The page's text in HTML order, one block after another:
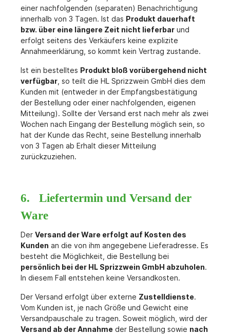
einer nachfolgenden (separaten) Benachrichtigung
innerhalb von 3 Tagen. Ist das Produkt dauerhaft
bzw. über eine längere Zeit nicht lieferbar und
erfolgt seitens des Verkäufers keine explizite
Annahmeerklärung, so kommt kein Vertrag zustande.
Ist ein bestelltes Produkt bloß vorübergehend nicht
verfügbar , so teilt die HL Sprizzwein GmbH dies dem
Kunden mit (entweder in der Empfangsbestätigung
der Bestellung oder einer nachfolgenden, eigenen
Mitteilung). Sollte der Versand erst nach mehr als zwei
Wochen nach Eingang der Bestellung möglich sein, so
hat der Kunde das Recht, seine Bestellung innerhalb
von 3 Tagen ab Erhalt dieser Mitteilung
zurückzuziehen.
6. Liefertermin und Versand der
Ware
Der Versand der Ware erfolgt auf Kosten des
Kunden an die von ihm angegebene Lieferadresse. Es
besteht die Möglichkeit, die Bestellung bei
persönlich bei der HL Sprizzwein GmbH abzuholen.
In diesem Fall entstehen keine Versandkosten.
Der Versand erfolgt über externe Zustelldienste.
Vom Kunden ist, je nach Größe und Gewicht eine
Versandpauschale zu tragen. Soweit möglich, wird der
Versand ab der Annahme der Bestellung sowie nach